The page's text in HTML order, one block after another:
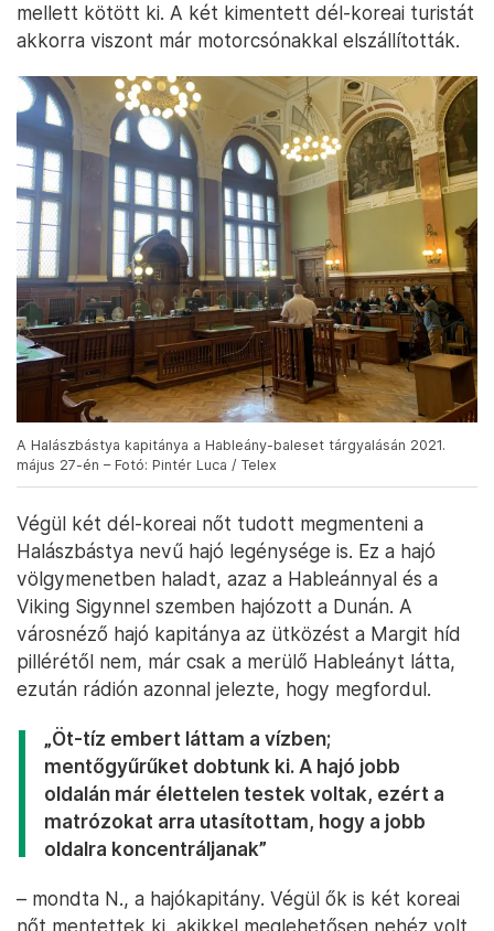
mellett kötött ki. A két kimentett dél-koreai turistát
akkorra viszont már motorcsónakkal elszállították.
A Halászbástya kapitánya a Hableány-baleset tárgyalásán 2021.
május 27-én – Fotó: Pintér Luca / Telex
Végül két dél-koreai nőt tudott megmenteni a
Halászbástya nevű hajó legénysége is. Ez a hajó
völgymenetben haladt, azaz a Hableánnyal és a
Viking Sigynnel szemben hajózott a Dunán. A
városnéző hajó kapitánya az ütközést a Margit híd
pillérétől nem, már csak a merülő Hableányt látta,
ezután rádión azonnal jelezte, hogy megfordul.
„Öt-tíz embert láttam a vízben;
mentőgyűrűket dobtunk ki. A hajó jobb
oldalán már élettelen testek voltak, ezért a
matrózokat arra utasítottam, hogy a jobb
oldalra koncentráljanak”
– mondta N., a hajókapitány. Végül ők is két koreai
nőt mentettek ki, akikkel meglehetősen nehéz volt